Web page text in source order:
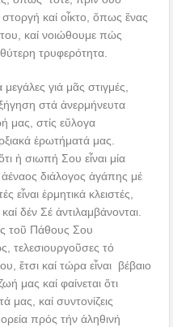
στοργή καί οἶκτο, ὅπως ἕνας
καί νοιώθουμε πώς
τρυφερότητα.
γιά μᾶς στιγμές,
στά ἀνερμήνευτα
μας, στίς εὔλογα
ἐρωτήματά μας.
ἡ σιωπή Σου εἶναι μία
ἀέναος διάλογος ἀγάπης μέ
εἶναι ἑρμητικά κλειστές,
δέν Σέ ἀντιλαμβάνονται.
τοῦ Πάθους Σου
τελεσιουργοῦσες τό
ἔτσι καί τώρα εἶναι βέβαιο
μας καί φαίνεται ὅτι
μας, καί συντονίζεις
πρός τήν ἀληθινή